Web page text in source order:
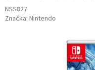
NSS827
Značka: Nintendo